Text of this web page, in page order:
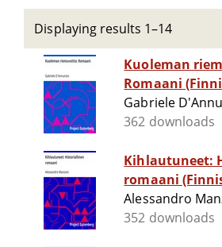
Displaying results 1–14
Kuoleman
Romaani
Gabriele
362 downloads
Kihlautuneet:
romaani
Alessandro
352 downloads